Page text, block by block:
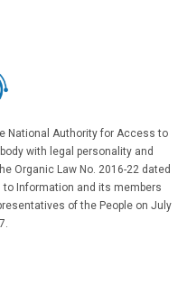
National Authority for Access to
with legal personality and
Organic Law No. 2016-22 dated
Information and its members
of the People on July